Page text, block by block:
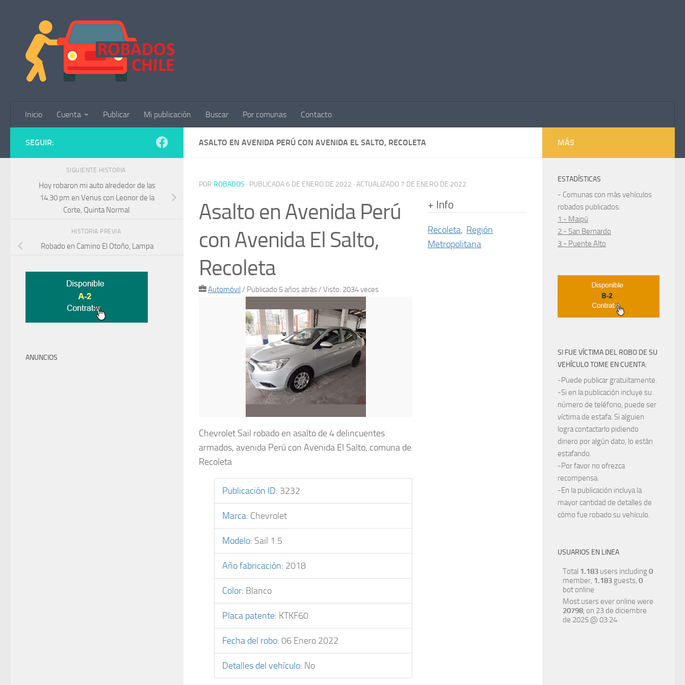
Inicio Cuenta Publicar Mi publicación Buscar Por comunas Contacto
ASALTO EN AVENIDA PERÚ CON AVENIDA EL SALTO, RECOLETA
POR ROBADOS · PUBLICADA6 DE ENERO DE 2022 · ACTUALIZADO 7 DE ENERO DE 2022
Asalto en Avenida Perú
con Avenida El Salto,
Recoleta
Automóvil / Publicado 5 años atrás/ Visto: 2034 veces
Chevrolet Sail robado en asalto de 4 delincuentes
armados, avenida Perú con Avenida El Salto, comuna de
Recoleta
Publicación ID: 3232
Marca: Chevrolet
Modelo: Sail 1.5
Año fabricación: 2018
Color: Blanco
Placa patente: KTKF60
Fecha del robo: 06 Enero 2022
Detalles del vehículo: No
+ Info
Recoleta, Región
Metropolitana
SEGUIR:
SIGUIENTE HISTORIA
Hoy robaron mi auto alrededor de las
14.30 pm en Venus con Leonor de la
Corte, Quinta Normal.
HISTORIA PREVIA
Robado en Camino El Otoño, Lampa
ANUNCIOS
MÁS
ESTADÍSTICAS
- Comunas con más vehículos
robados publicados:
1.- Maipú
2.- San Bernardo
3.- Puente Alto
SI FUE VÍCTIMA DEL ROBO DE SU
VEHÍCULO TOME EN CUENTA:
-Puede publicar gratuitamente.
-Si en la publicación incluye su
número de teléfono, puede ser
víctima de estafa. Si alguien
logra contactarlo pidiendo
dinero por algún dato, lo están
estafando.
-Por favor no ofrezca
recompensa.
-En la publicación incluya la
mayor cantidad de detalles de
cómo fue robado su vehículo.
USUARIOS EN LINEA
Total 1.183 users including0
member, 1.183 guests, 0
bot online
Most users ever online were
20798, on 23 de diciembre
de 2025 @ 03:24